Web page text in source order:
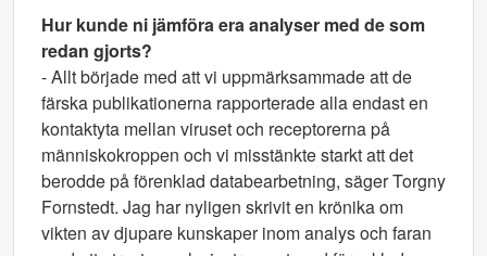
Hur kunde ni jämföra era analyser med de som
redan gjorts?
- Allt började med att vi uppmärksammade att de
färska publikationerna rapporterade alla endast en
kontaktyta mellan viruset och receptorerna på
människokroppen och vi misstänkte starkt att det
berodde på förenklad databearbetning, säger Torgny
Fornstedt. Jag har nyligen skrivit en krönika om
vikten av djupare kunskaper inom analys och faran